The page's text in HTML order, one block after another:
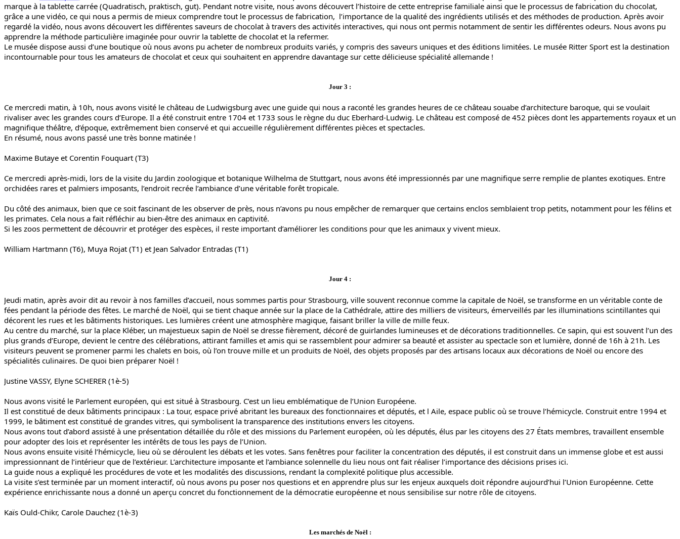
marque à la tablette carrée (Quadratisch, praktisch, gut). Pendant notre visite, nous avons découvert l’histoire de cette entreprise familiale ainsi que le processus de fabrication du chocolat,
grâce a une vidéo, ce qui nous a permis de mieux comprendre tout le processus de fabrication, l’importance de la qualité des ingrédients utilisés et des méthodes de production. Après avoir
regardé la vidéo, nous avons découvert les différentes saveurs de chocolat à travers des activités interactives, qui nous ont permis notamment de sentir les différentes odeurs. Nous avons pu
apprendre la méthode particulière imaginée pour ouvrir la tablette de chocolat et la refermer.
Le musée dispose aussi d’une boutique où nous avons pu acheter de nombreux produits variés, y compris des saveurs uniques et des éditions limitées. Le musée Ritter Sport est la destination
incontournable pour tous les amateurs de chocolat et ceux qui souhaitent en apprendre davantage sur cette délicieuse spécialité allemande !
Jour 3 :
Ce mercredi matin, à 10h, nous avons visité le château de Ludwigsburg avec une guide qui nous a raconté les grandes heures de ce château souabe d’architecture baroque, qui se voulait
rivaliser avec les grandes cours d’Europe. Il a été construit entre 1704 et 1733 sous le règne du duc Eberhard-Ludwig. Le château est composé de 452 pièces dont les appartements royaux et un
magnifique théâtre, d’époque, extrêmement bien conservé et qui accueille régulièrement différentes pièces et spectacles.
En résumé, nous avons passé une très bonne matinée !
Maxime Butaye et Corentin Fouquart (T3)
Ce mercredi après-midi, lors de la visite du Jardin zoologique et botanique Wilhelma de Stuttgart, nous avons été impressionnés par une magnifique serre remplie de plantes exotiques. Entre
orchidées rares et palmiers imposants, l’endroit recrée l’ambiance d’une véritable forêt tropicale.
Du côté des animaux, bien que ce soit fascinant de les observer de près, nous n’avons pu nous empêcher de remarquer que certains enclos semblaient trop petits, notamment pour les félins et
les primates. Cela nous a fait réfléchir au bien-être des animaux en captivité.
Si les zoos permettent de découvrir et protéger des espèces, il reste important d’améliorer les conditions pour que les animaux y vivent mieux.
William Hartmann (T6), Muya Rojat (T1) et Jean Salvador Entradas (T1)
Jour 4 :
Jeudi matin, après avoir dit au revoir à nos familles d’accueil, nous sommes partis pour Strasbourg, ville souvent reconnue comme la capitale de Noël, se transforme en un véritable conte de
fées pendant la période des fêtes. Le marché de Noël, qui se tient chaque année sur la place de la Cathédrale, attire des milliers de visiteurs, émerveillés par les illuminations scintillantes qui
décorent les rues et les bâtiments historiques. Les lumières créent une atmosphère magique, faisant briller la ville de mille feux.
Au centre du marché, sur la place Kléber, un majestueux sapin de Noël se dresse fièrement, décoré de guirlandes lumineuses et de décorations traditionnelles. Ce sapin, qui est souvent l’un des
plus grands d’Europe, devient le centre des célébrations, attirant familles et amis qui se rassemblent pour admirer sa beauté et assister au spectacle son et lumière, donné de 16h à 21h. Les
visiteurs peuvent se promener parmi les chalets en bois, où l’on trouve mille et un produits de Noël, des objets proposés par des artisans locaux aux décorations de Noël ou encore des
spécialités culinaires. De quoi bien préparer Noël !
Justine VASSY, Elyne SCHERER (1è-5)
Nous avons visité le Parlement européen, qui est situé à Strasbourg. C’est un lieu emblématique de l’Union Européene.
Il est constitué de deux bâtiments principaux : La tour, espace privé abritant les bureaux des fonctionnaires et députés, et l Aile, espace public où se trouve l’hémicycle. Construit entre 1994 et
1999, le bâtiment est constitué de grandes vitres, qui symbolisent la transparence des institutions envers les citoyens.
Nous avons tout d’abord assisté à une présentation détaillée du rôle et des missions du Parlement européen, où les députés, élus par les citoyens des 27 États membres, travaillent ensemble
pour adopter des lois et représenter les intérêts de tous les pays de l’Union.
Nous avons ensuite visité l’hémicycle, lieu où se déroulent les débats et les votes. Sans fenêtres pour faciliter la concentration des députés, il est construit dans un immense globe et est aussi
impressionnant de l’intérieur que de l’extérieur. L’architecture imposante et l’ambiance solennelle du lieu nous ont fait réaliser l’importance des décisions prises ici.
La guide nous a expliqué les procédures de vote et les modalités des discussions, rendant la complexité politique plus accessible.
La visite s’est terminée par un moment interactif, où nous avons pu poser nos questions et en apprendre plus sur les enjeux auxquels doit répondre aujourd’hui l’Union Européenne. Cette
expérience enrichissante nous a donné un aperçu concret du fonctionnement de la démocratie européenne et nous sensibilise sur notre rôle de citoyens.
Kaïs Ould-Chikr, Carole Dauchez (1è-3)
Les marchés de Noël :